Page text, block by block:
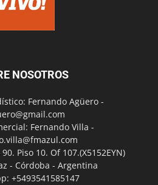
NOSOTROS
Fernando Agüero -
Fernando Villa -
Piso 10. Of 107.(X5152EYN)
- Córdoba - Argentina
+5493541585147